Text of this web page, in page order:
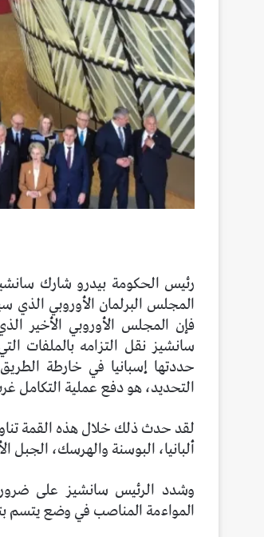
رئيس الحكومة بيدرو شارك
المجلس البرلمان الأوروبي
فإن المجلس الأوروبي الأخير
سانشيز نقل التزامه بالملفات
حددتها إسبانيا في خارطة
التحديد، هو دفع عملية التكامل
لقد حدث ذلك خلال هذه القمة
ألبانيا، البوسنة والهرسك، الجبل
وشدد الرئيس سانشيز على
المواءمة المناصب في وضع يتسم